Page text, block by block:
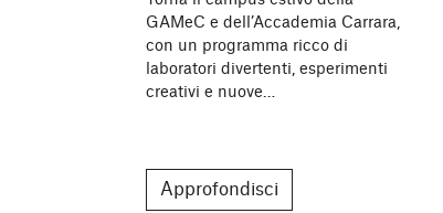
GAMeC e dell’Accademia Carrara,
con un programma ricco di
laboratori divertenti, esperimenti
creativi e nuove…
Approfondisci